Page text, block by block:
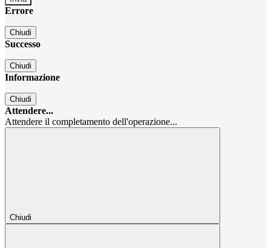
Errore
Chiudi
Successo
Chiudi
Informazione
Chiudi
Attendere...
Attendere il completamento dell'operazione...
Chiudi